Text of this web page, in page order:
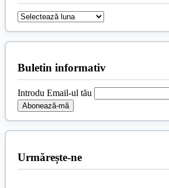
Arhive
Buletin informativ
Introdu Email-ul tău
Urmărește-ne